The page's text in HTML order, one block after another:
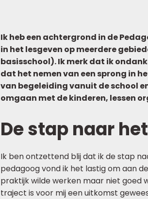
Ik heb een achtergrond in de
in het lesgeven op meerdere
basisschool). Ik merk dat ik
dat het nemen van een sprong in
van begeleiding vanuit de school
omgaan met de kinderen, lessen
De stap naar
Ik ben ontzettend blij dat ik de stap
pedagoog vond ik het lastig om aan
praktijk wilde werken maar niet goed
traject is voor mij een uitkomst